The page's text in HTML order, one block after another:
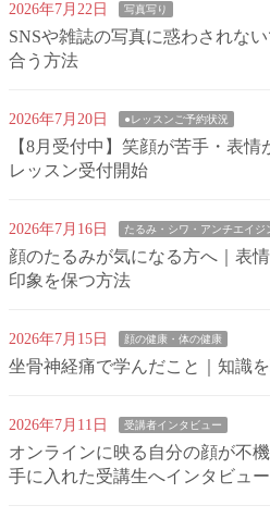
2026年7月22日 写真写り
SNSや雑誌の写真に惑わされな
合う方法
2026年7月20日 ●レッスンご予約状況
【8月受付中】笑顔が苦手・表
レッスン受付開始
2026年7月16日 たるみ・シワ・アンチエイジ
顔のたるみが気になる方へ｜表
印象を保つ方法
2026年7月15日 顔の健康・体の健康
坐骨神経痛で学んだこと｜知識
2026年7月11日 受講者インタビュー
オンラインに映る自分の顔が不
手に入れた受講生へインタビュー